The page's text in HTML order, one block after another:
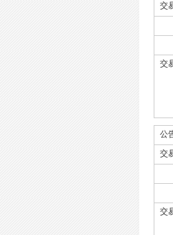
交
交
公
交
交